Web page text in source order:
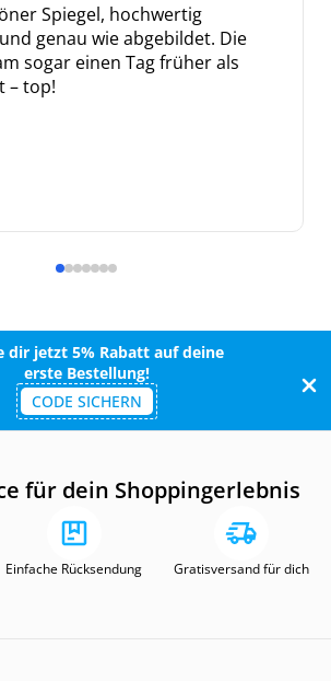
Spiegel, hochwertig
genau wie abgebildet. Die
sogar einen Tag früher als
– top!
dir jetzt 5% Rabatt auf deine
erste Bestellung!
CODE SICHERN
für dein Shoppingerlebnis
Einfache Rücksendung Gratisversand für dich